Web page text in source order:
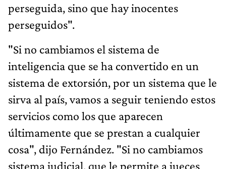
perseguida, sino que hay inocentes
perseguidos".
"Si no cambiamos el sistema de
inteligencia que se ha convertido en un
sistema de extorsión, por un sistema que le
sirva al país, vamos a seguir teniendo estos
servicios como los que aparecen
últimamente que se prestan a cualquier
cosa", dijo Fernández. "Si no cambiamos
sistema judicial, que le permite a jueces